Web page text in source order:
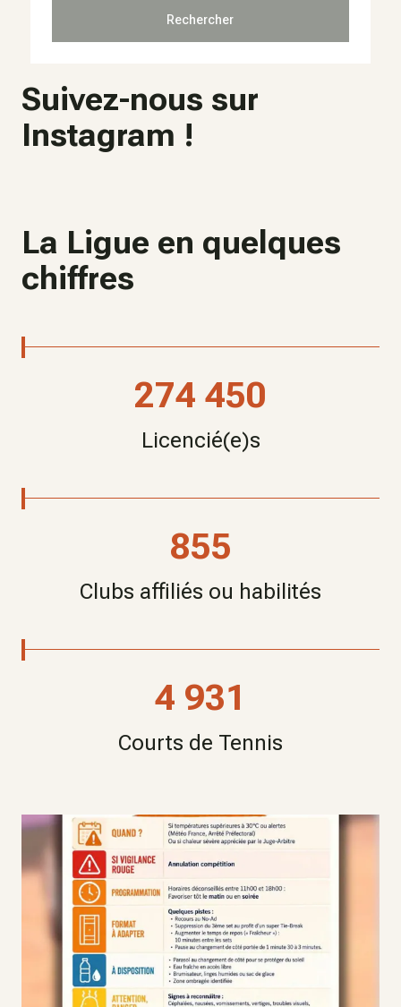
Rechercher
Suivez-nous sur
Instagram !
La Ligue en quelques
chiffres
274 450
Licencié(e)s
855
Clubs affiliés ou habilités
4 931
Courts de Tennis